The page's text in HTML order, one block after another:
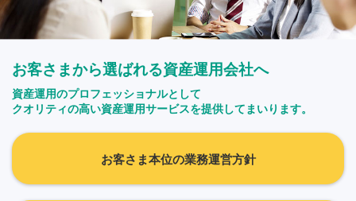
お客さまから選ばれる資産運用会社へ
資産運用のプロフェッショナルとして
クオリティの高い資産運用サービスを提供してまいります。
お客さま本位の業務運営方針